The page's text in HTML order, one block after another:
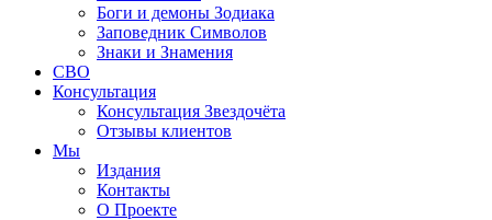
Боги и демоны Зодиака
Заповедник Символов
Знаки и Знамения
СВО
Консультация
Консультация Звездочёта
Отзывы клиентов
Мы
Издания
Контакты
О Проекте